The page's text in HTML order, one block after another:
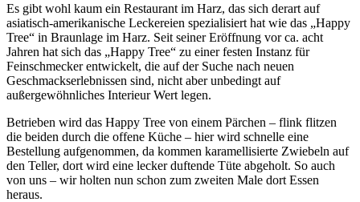
Es gibt wohl kaum ein Restaurant im Harz, das sich derart auf
asiatisch-amerikanische Leckereien spezialisiert hat wie das „Happy
Tree“ in Braunlage im Harz. Seit seiner Eröffnung vor ca. acht
Jahren hat sich das „Happy Tree“ zu einer festen Instanz für
Feinschmecker entwickelt, die auf der Suche nach neuen
Geschmackserlebnissen sind, nicht aber unbedingt auf
außergewöhnliches Interieur Wert legen.
Betrieben wird das Happy Tree von einem Pärchen – flink flitzen
die beiden durch die offene Küche – hier wird schnelle eine
Bestellung aufgenommen, da kommen karamellisierte Zwiebeln auf
den Teller, dort wird eine lecker duftende Tüte abgeholt. So auch
von uns – wir holten nun schon zum zweiten Male dort Essen
heraus.